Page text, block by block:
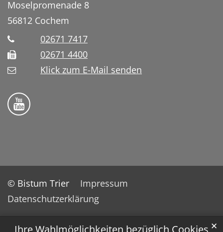
✕
Moselpromenade 8
56812 Cochem
02671 7417
02671 4400
Klick zum E-Mail senden
Bistum Trier auf YouTube
© Bistum Trier
Impressum
Datenschutzerklärung